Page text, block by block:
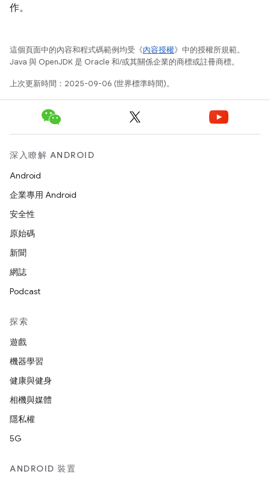
作。
這個頁面中的內容和程式碼範例均受《內容授權》中的授權所規範。
Java 與 OpenJDK 是 Oracle 和/或其關係企業的商標或註冊商標。
上次更新時間：2025-09-06 (世界標準時間)。
深入瞭解 ANDROID
Android
企業專用 Android
安全性
原始碼
新聞
網誌
Podcast
探索
遊戲
機器學習
健康與健身
相機與媒體
隱私權
5G
ANDROID 裝置